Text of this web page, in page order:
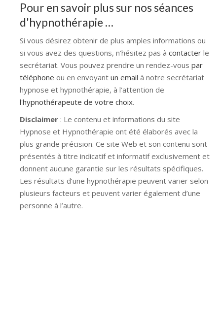
Pour en savoir plus sur nos séances
d'hypnothérapie …
Si vous désirez obtenir de plus amples informations ou
si vous avez des questions, n’hésitez pas à contacter le
secrétariat. Vous pouvez prendre un rendez-vous par
téléphone ou en envoyant un email à notre secrétariat
hypnose et hypnothérapie, à l’attention de
l'hypnothérapeute de votre choix.
Disclaimer : Le contenu et informations du site
Hypnose et Hypnothérapie ont été élaborés avec la
plus grande précision. Ce site Web et son contenu sont
présentés à titre indicatif et informatif exclusivement et
donnent aucune garantie sur les résultats spécifiques.
Les résultats d’une hypnothérapie peuvent varier selon
plusieurs facteurs et peuvent varier également d’une
personne à l’autre.